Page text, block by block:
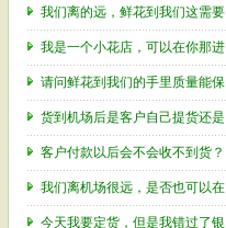
我们离的远，鲜花到我们这需要
我是一个小花店，可以在你那进
请问鲜花到我们的手里质量能保
货到机场后是客户自己提货还是
客户付款以后会不会收不到货？
我们离机场很远，是否也可以在
今天我要定货，但是我错过了银